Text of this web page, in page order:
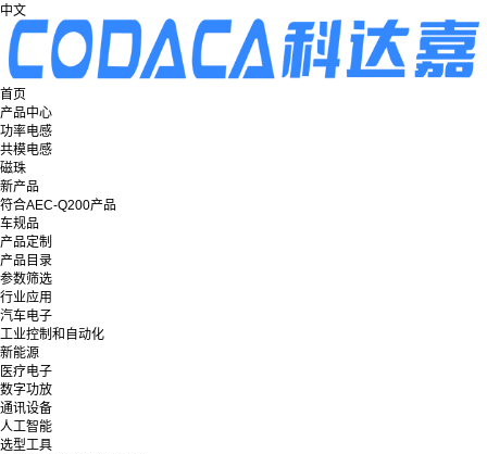
中文
首页
产品中心
功率电感
共模电感
磁珠
新产品
符合AEC-Q200产品
车规品
产品定制
产品目录
参数筛选
行业应用
汽车电子
工业控制和自动化
新能源
医疗电子
数字功放
通讯设备
人工智能
选型工具